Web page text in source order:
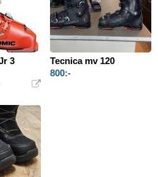
3
Tecnica mv 120
800:-